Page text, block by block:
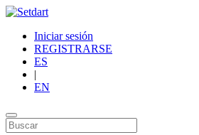
Iniciar sesión
REGISTRARSE
ES
|
EN